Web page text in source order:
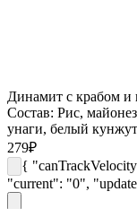
Динамит с крабом и
Состав: Рис,
унаги, белый
279₽
{
"current": "0",